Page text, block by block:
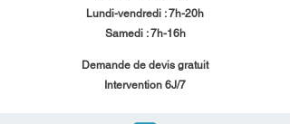
Lundi-vendredi : 7h-20h
Samedi : 7h-16h​​
​Demande de devis gratuit
Intervention 6J/7